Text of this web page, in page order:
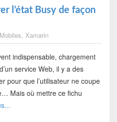
l’état Busy de façon
, Xamarin
indispensable, chargement
service Web, il y a des
pour que l’utilisateur ne coupe
Mais où mettre ce fichu